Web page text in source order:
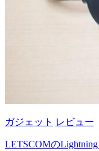
ガジェット レビュー
LETSCOMの